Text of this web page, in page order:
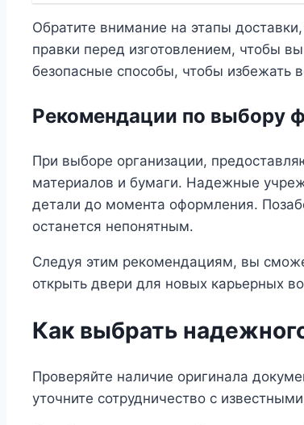
Обратите внимание на этапы
правки перед изготовлением, чтобы
безопасные способы, чтобы избежать
Рекомендации по выбору
При выборе организации,
материалов и бумаги. Надежные
детали до момента оформления.
останется непонятным.
Следуя этим рекомендациям, вы
открыть двери для новых карьерных
Как выбрать
Проверяйте наличие оригинала
уточните сотрудничество с